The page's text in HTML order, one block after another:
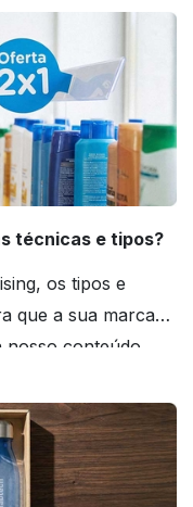
técnicas e tipos?
os tipos e
que a sua marca
nosso conteúdo